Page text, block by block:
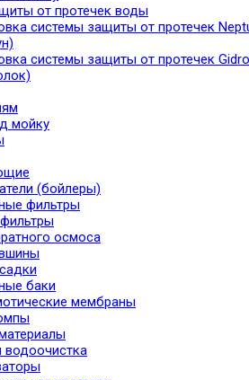
от протечек воды
системы защиты от протечек
системы защиты от протечек
мойку
(бойлеры)
фильтры
осмоса
баки
мембраны
водоочистка